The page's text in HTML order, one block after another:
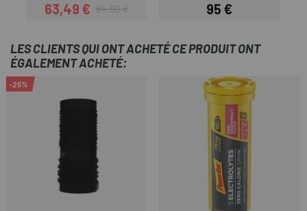
Prix
63,49 €Prix habituel
84,90 €
Prix
95 €
LES CLIENTS QUI ONT ACHETÉ CE PRODUIT ONT
ÉGALEMENT ACHETÉ:
-25%